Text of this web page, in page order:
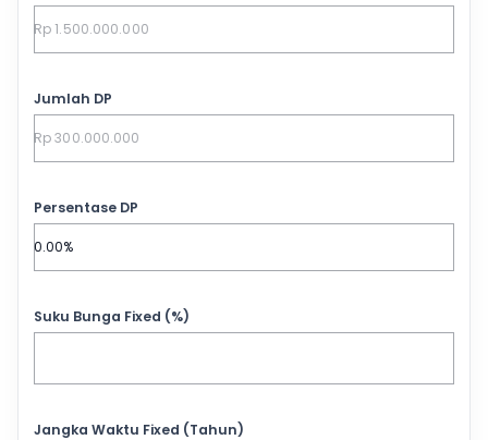
Jumlah DP
Persentase DP
Suku Bunga Fixed (%)
Jangka Waktu Fixed (Tahun)